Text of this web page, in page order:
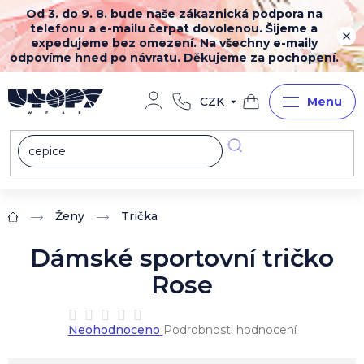
Přejít
na
obsah
Od 3. do 9. 8. bude naše zákaznická podpora na
telefonu a e-mailu čerpat dovolenou. Šijeme a
expedujeme bez omezení. Na všechny e-maily
odpovíme hned po návratu. Děkujeme za pochopení.
CZK
Nákupní
košík
Domů Ženy Trička
Dámské sportovní tričko
Rose
Průměrné
hodnocení
Neohodnoceno Podrobnosti hodnocení